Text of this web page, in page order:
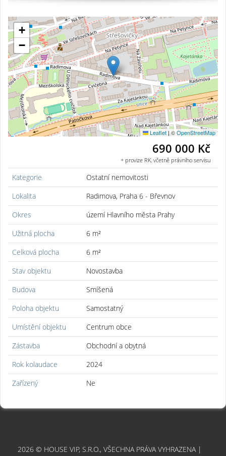
+
−
Leaflet |©OpenStreetMap
690 000 Kč
+ provize RK, včetně právního servisu
Kategorie
Ostatní nemovitosti
Lokalita
Radimova, Praha 6 - Břevnov
Okres
území Hlavního města Prahy
Užitná plocha
6 m²
Celková plocha
6 m²
Stav objektu
Novostavba
Budova
Smíšená
Poloha objektu
Samostatný
Umístění objektu
Centrum obce
Zástavba
Obchodní a obytná
Rok kolaudace
2024
Zařízený
Ne
2026 © HOUSE VIP, S.R.O., VŠECHNA PRÁVA VYHRAZENA |